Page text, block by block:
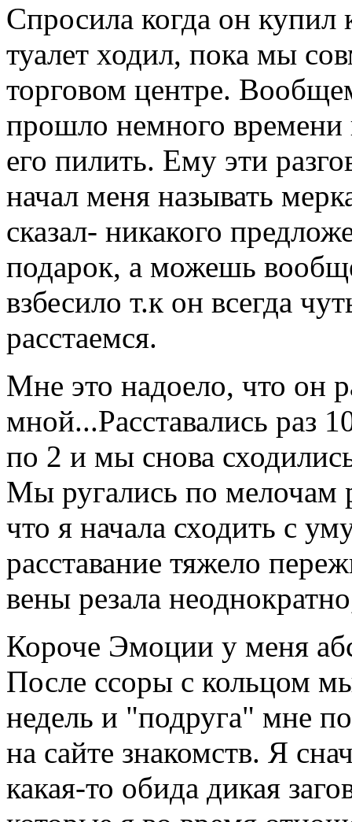
Спросила когда он купил
туалет ходил, пока мы
торговом центре.
прошло немного времени
его пилить. Ему эти
начал меня называть
сказал- никакого
подарок, а можешь
взбесило т.к он всегда
расстаемся.
Мне это надоело, что он
мной...Расставались раз
по 2 и мы снова
Мы ругались по мелочам
что я начала сходить с
расставание тяжело
вены резала
Короче Эмоции у меня
После ссоры с кольцом
недель и "подруга" мне
на сайте знакомств. Я
какая-то обида дикая